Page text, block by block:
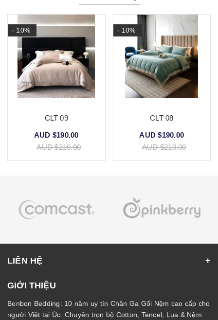
- 10%
CLT 09
AUD $190.00
AUD $210.00
- 10%
CLT 08
AUD $190.00
AUD $210.00
LIÊN HỆ
GIỚI THIỆU
Bonbon Bedding: 10 năm uy tín Chăn Ga Gối Nệm cao cấp cho
người Việt tại Úc. Chuyên trọn bộ Cotton, Tencel, Lụa & Nệm